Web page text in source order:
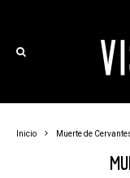
Inicio muerte de